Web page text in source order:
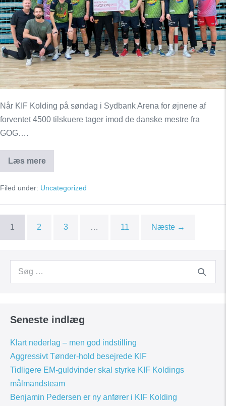
fra
KIF
Kolding
Når KIF Kolding på søndag i Sydbank Arena for øjnene af
forventet 4500 tilskuere tager imod de danske mestre fra
GOG….
Læs mere
54.000
kroner
Støt
fra
Filed under: Uncategorized
1 2 3 … 11 Næste →
Search
Seneste indlæg
Klart nederlag – men god indstilling
Aggressivt Tønder-hold besejrede KIF
Tidligere EM-guldvinder skal styrke KIF Koldings
målmandsteam
Benjamin Pedersen er ny anfører i KIF Kolding